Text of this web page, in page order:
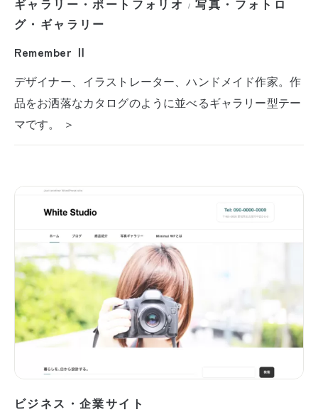
ギャラリー・ポートフォリオ /写真・フォトロ
グ・ギャラリー
Remember Ⅱ
デザイナー、イラストレーター、ハンドメイド作家。作
品をお洒落なカタログのように並べるギャラリー型テー
マです。 ＞
ビジネス・企業サイト